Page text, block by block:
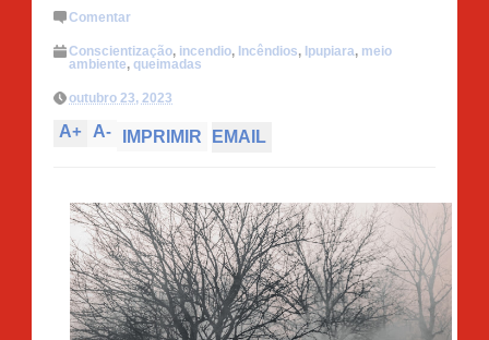
Comentar
Conscientização, incendio, Incêndios, Ipupiara, meio
ambiente, queimadas
outubro 23, 2023
A+ A- IMPRIMIR EMAIL